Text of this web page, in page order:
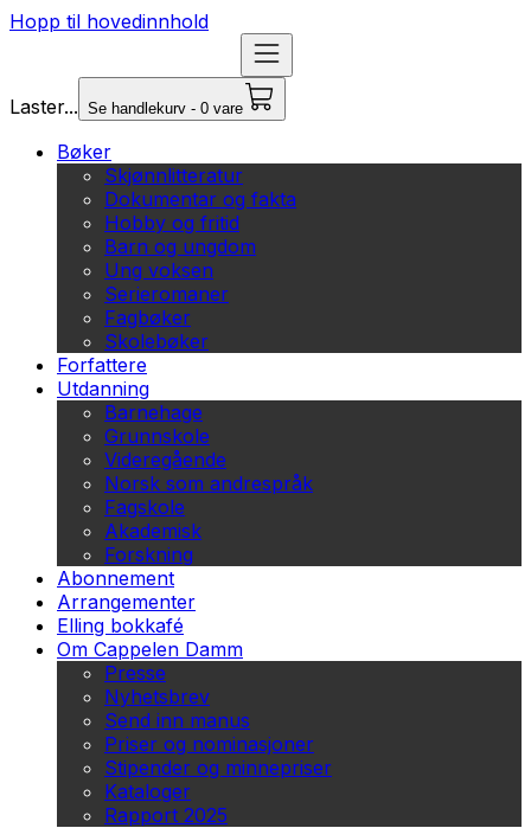
Hopp til hovedinnhold
Laster... Se handlekurv - 0 vare
Bøker
Skjønnlitteratur
Dokumentar og fakta
Hobby og fritid
Barn og ungdom
Ung voksen
Serieromaner
Fagbøker
Skolebøker
Forfattere
Utdanning
Barnehage
Grunnskole
Videregående
Norsk som andrespråk
Fagskole
Akademisk
Forskning
Abonnement
Arrangementer
Elling bokkafé
Om Cappelen Damm
Presse
Nyhetsbrev
Send inn manus
Priser og nominasjoner
Stipender og minnepriser
Kataloger
Rapport 2025